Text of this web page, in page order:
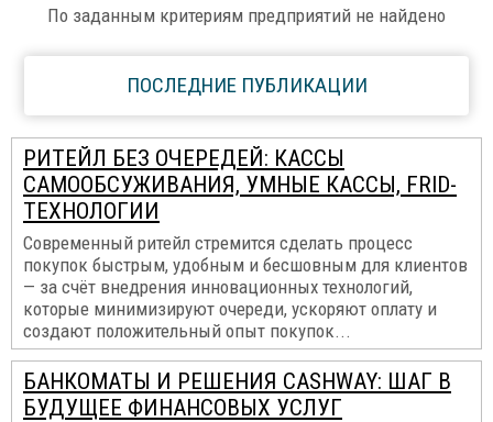
По заданным критериям предприятий не найдено
ПОСЛЕДНИЕ ПУБЛИКАЦИИ
РИТЕЙЛ БЕЗ ОЧЕРЕДЕЙ: КАССЫ
САМООБСУЖИВАНИЯ, УМНЫЕ КАССЫ, FRID-
ТЕХНОЛОГИИ
Современный ритейл стремится сделать процесс
покупок быстрым, удобным и бесшовным для клиентов
— за счёт внедрения инновационных технологий,
которые минимизируют очереди, ускоряют оплату и
создают положительный опыт покупок...
БАНКОМАТЫ И РЕШЕНИЯ CASHWAY: ШАГ В
БУДУЩЕЕ ФИНАНСОВЫХ УСЛУГ